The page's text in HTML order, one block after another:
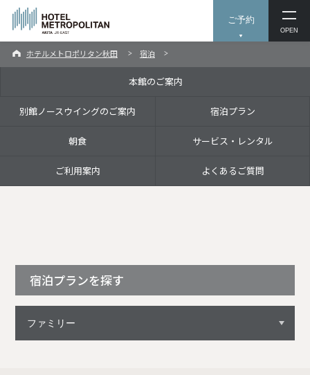
ご予約
OPEN
ホテルメトロポリタン秋田 宿泊
本館のご案内
別館ノースウイングのご案内 宿泊プラン
朝食 サービス・レンタル
ご利用案内 よくあるご質問
宿泊プランを探す